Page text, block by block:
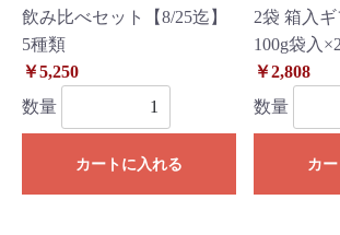
飲み比べセット【8/25迄】
5種類
￥5,250
数量
カートに入れる
2袋 箱入ギ
100g袋入×2
￥2,808
数量
カ